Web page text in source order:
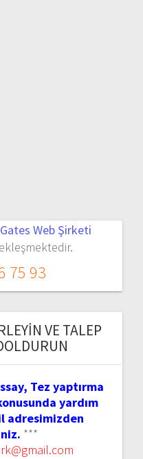
Web Şirketi
75 93
VE TALEP
Tez yaptırma
yardım
adresimizden
***